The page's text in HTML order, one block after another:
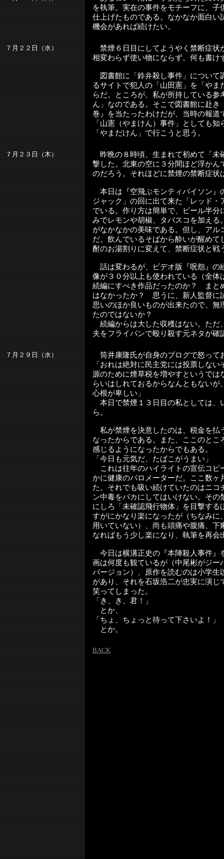
を執筆。実在の事件をモチーフに、子
仕上げたものである。なかなか面白い
機会があれば続けたい。
７月２２日（水）
禁煙６日目にしてようやく禁断症状
相変わらず使い物にならず。何も書け
図書館に「鈴弁殺し事件」について
るサイトで犯人の「山田憲」を「やま
らだ。ところが、私が所持している参
ん」なのである。そこで図書館に赴き
巻』を当たったわけだが、当時の報道
「山憲（やまけん）事件」としても
「やまだけん」で行こうと思う。
７月２３日（木）
昨晩の８時頃、生まれて初めて「未
撃した。北東の空に３分間ほど浮かん
のだろう。それほどに禁煙の禁断症状
本日は『空飛ぶモンティパイソン』
ジャック」の回に出て来た「レッド・
でいる。作り方は簡単で、ビール半分
みでレモンや胡椒、タバスコを加える
がなかなかの美味である。但し、アル
だ。飲んでいるそばから酔いが醒めて
酎のお湯割りに変えて、禁断症状と戦
話は変わるが、ビデオ版『呪怨』の
像が３０分以上も使われている（全体
続編にすべき作品だったのか？ まと
はなかったか？ 思うに、新人監督に
思いのほか良いものが出来たので、無
たのではないか？
続編からは大した収穫はない。ただ
夫をフライパンで殴り殺す元ネタが確
７月２９日（水）
筒井康隆氏が自身のブログで怒って
「おれは絶対に民主党には投票しな
源のために煙草税を増やすというでは
らいはしれておるからなんともないが
心根が卑しい」
本日で禁煙１３日目の私としては、
ら。
私が禁煙を決意したのは、税金を払
なったからである。また、ここのとこ
感じるようになったからでもある。
「今日も元気だ、たばこがうまい」
これは往年のハイライトの宣伝コピ
かに健康のバロメーターだ。ここ数ヶ
た。それでも吸い続けていたのはニコ
ン中毒をバカにしてはいけない。その
にしろ「未確認飛行物体」を目撃する
すがにかなり楽になったが（ちなみに
用いていない）、尚も頭痛や腹痛、下
なればもう少し楽になり、執筆を再会
今日は横溝正史の『本陣殺人事件』
画は何度も観ているが（中尾彬がジー
バージョン）、原作を読むのは小学生
があり、それを石坂浩二が忠実に演じ
笑ってしまった。
「き、き、君！」
とか、
「ちょ、ちょっと待って下さいよ！」
とか。
BACK